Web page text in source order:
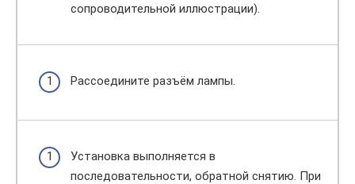
сопроводительной иллюстрации).
Рассоедините разъём лампы.
Установка выполняется в
последовательности, обратной снятию. При